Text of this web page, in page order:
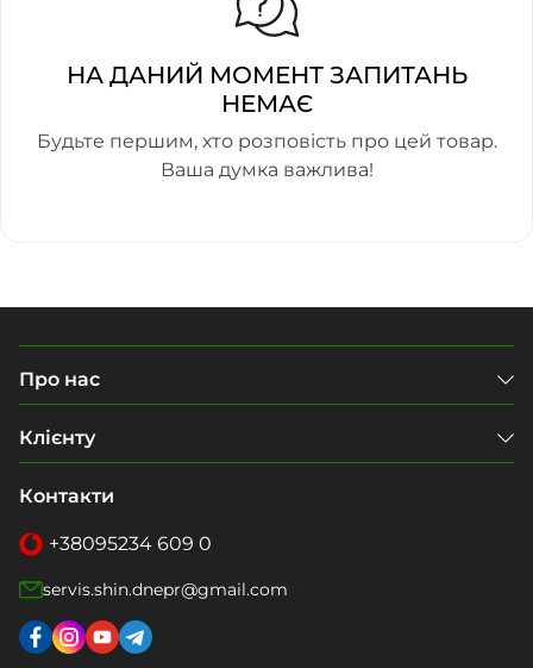
НА ДАНИЙ МОМЕНТ ЗАПИТАНЬ
НЕМАЄ
Будьте першим, хто розповість про цей товар.
Ваша думка важлива!
Про нас
Клієнту
Контакти
+38095234 609 0
servis.shin.dnepr@gmail.com